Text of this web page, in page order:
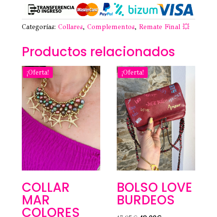
Categorías: Collares, Complementos, Remate Final 💥
Productos relacionados
¡Oferta!
COLLAR
MAR
COLORES
¡Oferta!
BOLSO LOVE
BURDEOS